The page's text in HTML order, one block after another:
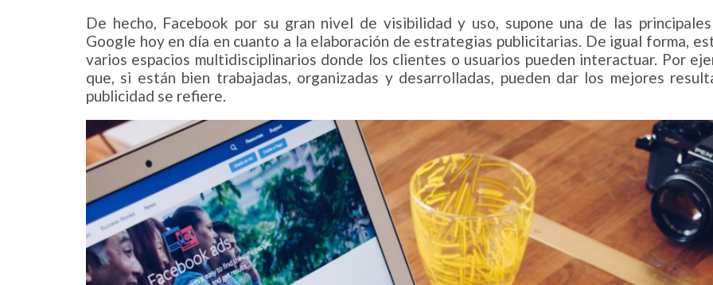
De hecho, Facebook por su gran nivel de visibilidad y uso, supone una de las
Google hoy en día en cuanto a la elaboración de estrategias publicitarias. De igual forma,
varios espacios multidisciplinarios donde los clientes o usuarios pueden interactuar. Por
que, si están bien trabajadas, organizadas y desarrolladas, pueden dar los mejores
publicidad se refiere.